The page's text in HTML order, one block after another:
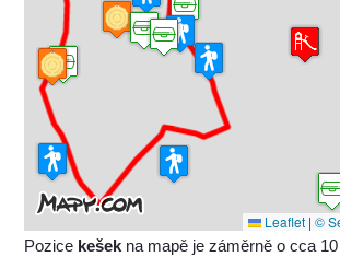
Leaflet | ©
Pozice kešek na mapě je záměrně o cca